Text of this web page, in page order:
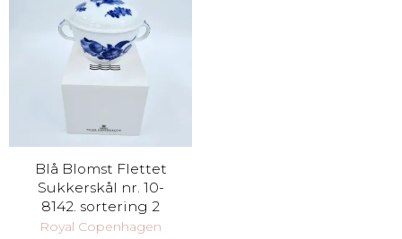
Blå Blomst Flettet
Sukkerskål nr. 10-
8142. sortering 2
Royal Copenhagen